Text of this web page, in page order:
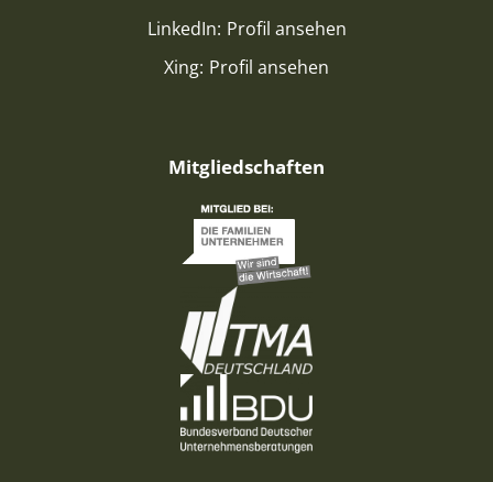
LinkedIn: Profil ansehen
Xing: Profil ansehen
Mitgliedschaften